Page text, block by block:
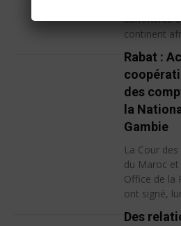
commerce
continent
Rabat :
des
la
Gambie
La Cour
du Maroc
Office de la
ont signé,
Des